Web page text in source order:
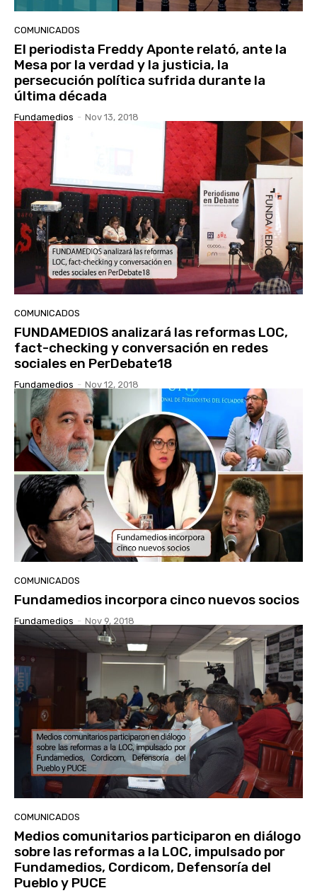
COMUNICADOS
El periodista Freddy Aponte relató, ante la
Mesa por la verdad y la justicia, la
persecución política sufrida durante la
última década
Fundamedios - Nov 13, 2018
COMUNICADOS
FUNDAMEDIOS analizará las reformas LOC,
fact-checking y conversación en redes
sociales en PerDebate18
Fundamedios - Nov 12, 2018
COMUNICADOS
Fundamedios incorpora cinco nuevos socios
Fundamedios - Nov 9, 2018
COMUNICADOS
Medios comunitarios participaron en diálogo
sobre las reformas a la LOC, impulsado por
Fundamedios, Cordicom, Defensoría del
Pueblo y PUCE